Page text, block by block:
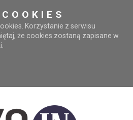
Korzystanie z serwisu
że cookies zostaną zapisane w